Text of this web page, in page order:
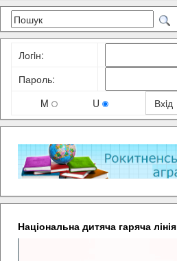
Логiн:
Пароль:
M
U
Національна дитяча гаряча лінія